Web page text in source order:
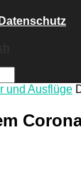
und Ausflüge